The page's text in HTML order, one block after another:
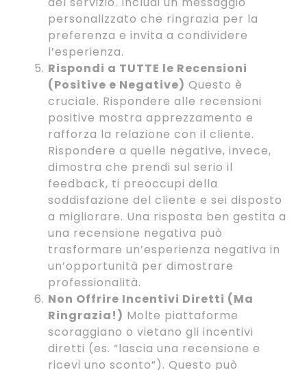
personalizzato che ringrazia per la
preferenza e invita a condividere
l’esperienza.
Rispondi a TUTTE le Recensioni
(Positive e Negative) Questo è
cruciale. Rispondere alle recensioni
positive mostra apprezzamento e
rafforza la relazione con il cliente.
Rispondere a quelle negative, invece,
dimostra che prendi sul serio il
feedback, ti preoccupi della
soddisfazione del cliente e sei disposto
a migliorare. Una risposta ben gestita a
una recensione negativa può
trasformare un’esperienza negativa in
un’opportunità per dimostrare
professionalità.
Non Offrire Incentivi Diretti (Ma
Ringrazia!) Molte piattaforme
scoraggiano o vietano gli incentivi
diretti (es. “lascia una recensione e
ricevi uno sconto”). Questo può